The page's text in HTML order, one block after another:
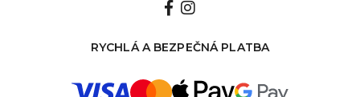
RYCHLÁ A BEZPEČNÁ PLATBA